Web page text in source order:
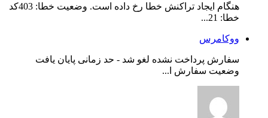
هنگام ایجاد تراکنش خطا رخ داده است. وضعیت خطا: 403کد
خطا: 21...
ووکامرس
سفارش پرداخت نشده لغو شد - حد زمانی پایان یافت
وضعیت سفارش ا...